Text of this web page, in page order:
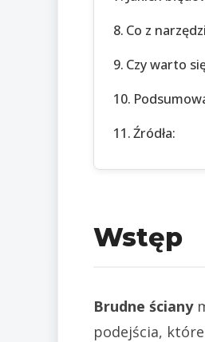
Co z
Czy warto
Źródła:
Wstęp
Brudne ściany
podejścia,